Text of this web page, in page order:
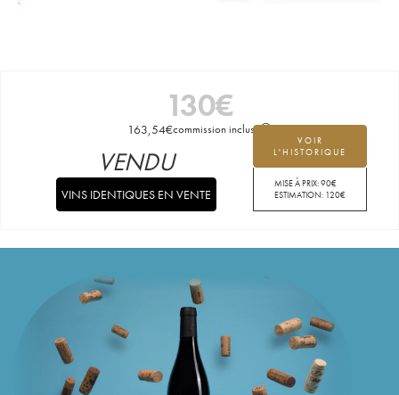
130€
163,54€commission incluse
VOIR
L'HISTORIQUE
MISE À PRIX:90€
ESTIMATION: 120€
VENDU
VINS IDENTIQUES EN VENTE